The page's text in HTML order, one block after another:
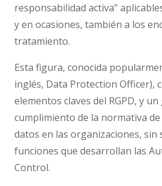
responsabilidad activa”
y en ocasiones, también a los
tratamiento.
Esta figura, conocida
inglés, Data Protection Officer),
elementos claves del RGPD, y
cumplimiento de la normativa
datos en las organizaciones, sin
funciones que desarrollan las
Control.